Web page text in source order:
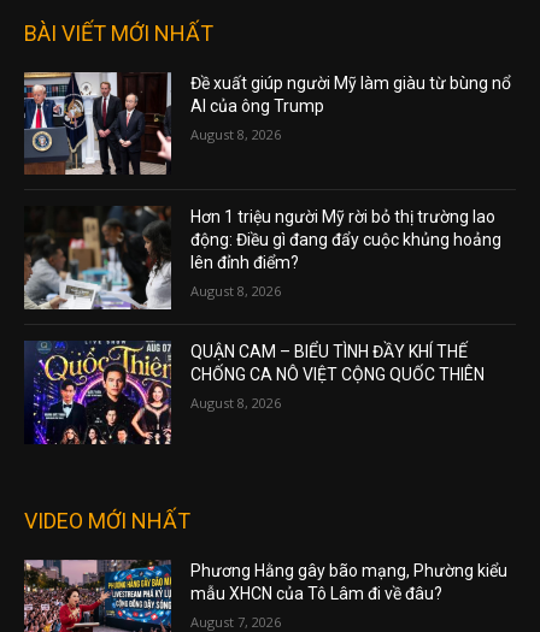
BÀI VIẾT MỚI NHẤT
Đề xuất giúp người Mỹ làm giàu từ bùng nổ
AI của ông Trump
August 8, 2026
Hơn 1 triệu người Mỹ rời bỏ thị trường lao
động: Điều gì đang đẩy cuộc khủng hoảng
lên đỉnh điểm?
August 8, 2026
QUẬN CAM – BIỂU TÌNH ĐẦY KHÍ THẾ
CHỐNG CA NÔ VIỆT CỘNG QUỐC THIÊN
August 8, 2026
VIDEO MỚI NHẤT
Phương Hằng gây bão mạng, Phường kiểu
mẫu XHCN của Tô Lâm đi về đâu?
August 7, 2026